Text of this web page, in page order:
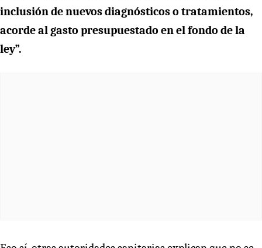
inclusión de nuevos diagnósticos o tratamientos,
acorde al gasto presupuestado en el fondo de la
ley”.